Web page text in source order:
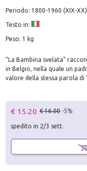
Periodo: 1800-1960 (XIX-
Testo in:
Peso: 1 kg
"La Bambina svelata"
in Belgio, nella quale un
valore della stessa parola di
€ 15.20 € 16.00 -5%
spedito in 2/3 sett.